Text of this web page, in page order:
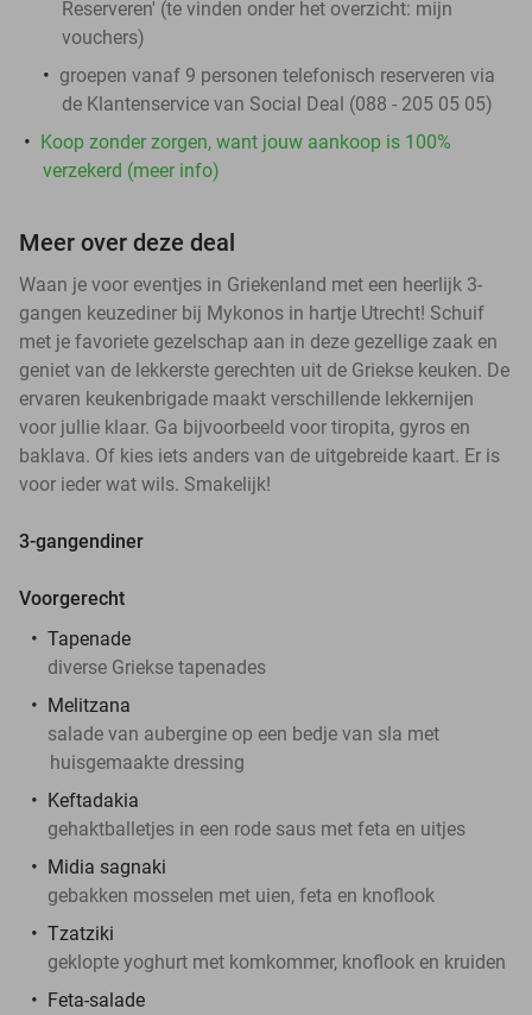
Reserveren' (te vinden onder het overzicht: mijn
vouchers)
groepen vanaf 9 personen telefonisch reserveren via
de Klantenservice van Social Deal (088 - 205 05 05)
Koop zonder zorgen, want jouw aankoop is 100%
verzekerd (meer info)
Meer over deze deal
Waan je voor eventjes in Griekenland met een heerlijk 3-
gangen keuzediner bij Mykonos in hartje Utrecht! Schuif
met je favoriete gezelschap aan in deze gezellige zaak en
geniet van de lekkerste gerechten uit de Griekse keuken. De
ervaren keukenbrigade maakt verschillende lekkernijen
voor jullie klaar. Ga bijvoorbeeld voor tiropita, gyros en
baklava. Of kies iets anders van de uitgebreide kaart. Er is
voor ieder wat wils. Smakelijk!
3-gangendiner
Voorgerecht
Tapenade
diverse Griekse tapenades
Melitzana
salade van aubergine op een bedje van sla met
huisgemaakte dressing
Keftadakia
gehaktballetjes in een rode saus met feta en uitjes
Midia sagnaki
gebakken mosselen met uien, feta en knoflook
Tzatziki
geklopte yoghurt met komkommer, knoflook en kruiden
Feta-salade